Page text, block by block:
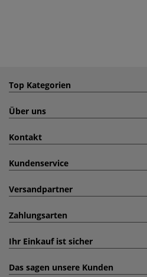
Top Kategorien
Über uns
Kontakt
Kundenservice
Versandpartner
Zahlungsarten
Ihr Einkauf ist sicher
Das sagen unsere Kunden